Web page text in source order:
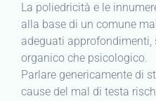
La poliedricità e le
alla base di un comune
adeguati
organico che psicologico.
Parlare genericamente di
cause del mal di testa